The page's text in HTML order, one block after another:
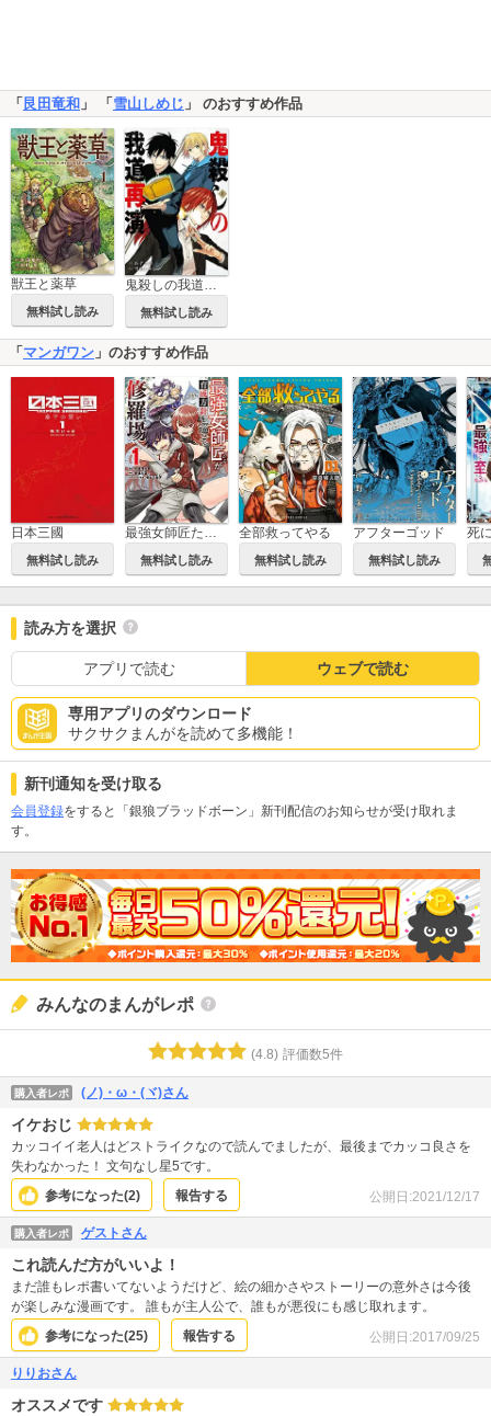
「 艮田竜和 」 「 雪山しめじ 」 のおすすめ作品
獣王と薬草
無料試し読み 無料試し読み
「マンガワン 」のおすすめ作品
日本三國
無料試し読み 無料試し読み
全部救ってやる
無料試し読み
アフターゴッド
無料試し読み
読み方を選択
アプリで読む ウェブで読む
専用アプリのダウンロード
サクサクまんがを読めて多機能！
新刊通知を受け取る
会員登録をすると「銀狼ブラッドボーン」新刊配信のお知らせが受け取れま
す。
みんなのまんがレポ
(4.8) 評価数5件
購入者レポ (ノ)・ω・(ヾ)さん
イケおじ
カッコイイ老人はどストライクなので読んでましたが、最後までカッコ良さを
失わなかった！ 文句なし星5です。
参考になった(2) 報告する 公開日:2021/12/17
購入者レポ ゲストさん
これ読んだ方がいいよ！
まだ誰もレポ書いてないようだけど、絵の細かさやストーリーの意外さは今後
が楽しみな漫画です。 誰もが主人公で、誰もが悪役にも感じ取れます。
参考になった(25) 報告する 公開日:2017/09/25
りりおさん
オススメです